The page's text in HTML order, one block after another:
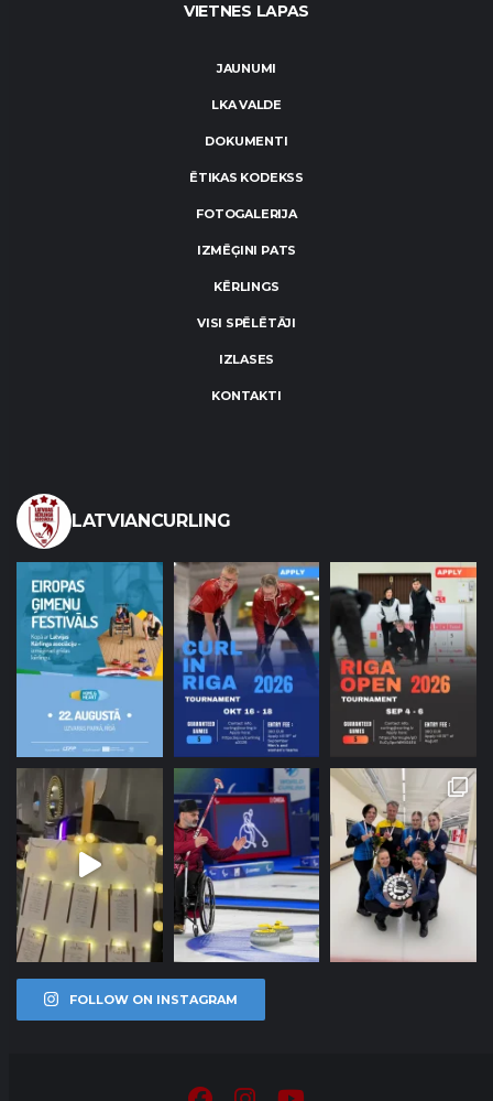
VIETNES LAPAS
JAUNUMI
LKA VALDE
DOKUMENTI
ĒTIKAS KODEKSS
FOTOGALERIJA
IZMĒĢINI PATS
KĒRLINGS
VISI SPĒLĒTĀJI
IZLASES
KONTAKTI
LATVIANCURLING
FOLLOW ON INSTAGRAM